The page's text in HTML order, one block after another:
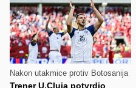
Nakon utakmice protiv Botosanija
Trener U.Cluja potvrdio